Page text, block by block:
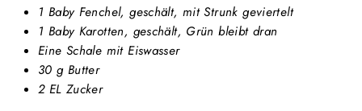
1 Baby Fenchel, geschält, mit Strunk geviertelt
1 Baby Karotten, geschält, Grün bleibt dran
Eine Schale mit Eiswasser
30 g Butter
2 EL Zucker